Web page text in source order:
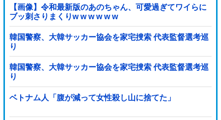
【画像】令和最新版のあのちゃん、可愛過ぎてワイらに
ブッ刺さりまくりw w w w w w
韓国警察、大韓サッカー協会を家宅捜索 代表監督選考巡
り
韓国警察、大韓サッカー協会を家宅捜索 代表監督選考巡
り
ベトナム人「腹が減って女性殺し山に捨てた」